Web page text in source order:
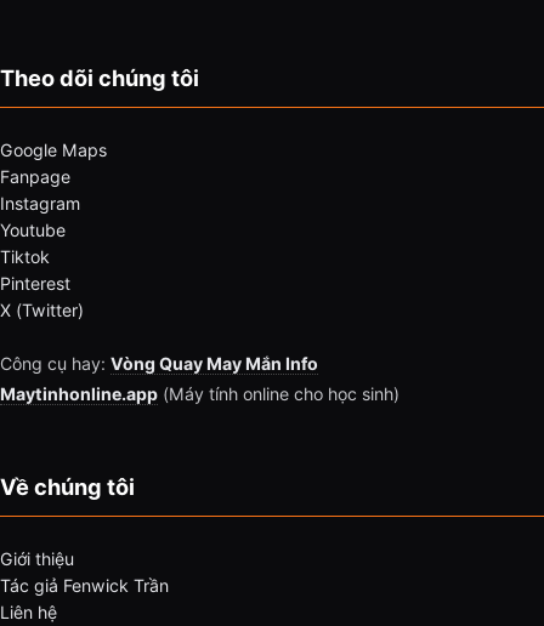
Theo dõi chúng tôi
Google Maps
Fanpage
Instagram
Youtube
Tiktok
Pinterest
X (Twitter)
Công cụ hay: Vòng Quay May Mắn Info
Maytinhonline.app (Máy tính online cho học sinh)
Về chúng tôi
Giới thiệu
Tác giả Fenwick Trần
Liên hệ